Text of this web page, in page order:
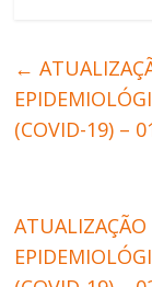
←
(COVID-19) –